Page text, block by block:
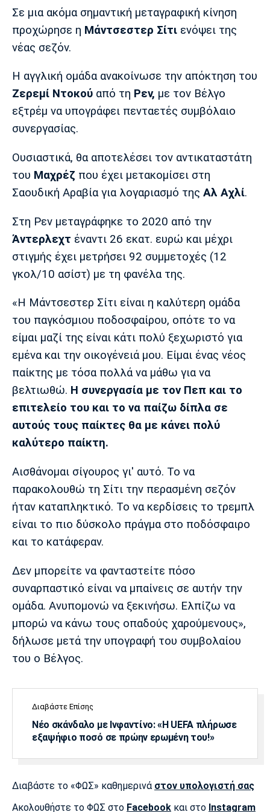
Πολιτισμός
Τραγούδια
Running
Media
Παρασκήνιο
Πρόγραμμα TV
Ιωνικός
Μπαρτσελόνα
Γιουνάιτεντ
Λίβερπουλ
Μάντσεστερ
Γιουβέντους
Ίντερ Μπάγερν
Ντόρτμουντ
Ζερμέν
Μονακό
Ερυθρός
Αστέρας
Τότεναμ
Σε μια ακόμα σημαντική μεταγραφική κίνηση
προχώρησε η Μάντσεστερ Σίτι ενόψει της
νέας σεζόν.
H αγγλική ομάδα ανακοίνωσε την απόκτηση του
Ζερεμί Ντοκού από τη Ρεν, με τον Βέλγο
εξτρέμ να υπογράφει πενταετές συμβόλαιο
συνεργασίας.
Ουσιαστικά, θα αποτελέσει τον αντικαταστάτη
του Μαχρέζ που έχει μετακομίσει στη
Σαουδική Αραβία για λογαριασμό της Αλ Αχλί.
Στη Ρεν μεταγράφηκε το 2020 από την
Άντερλεχτ έναντι 26 εκατ. ευρώ και μέχρι
στιγμής έχει μετρήσει 92 συμμετοχές (12
γκολ/10 ασίστ) με τη φανέλα της.
«Η Μάντσεστερ Σίτι είναι η καλύτερη ομάδα
του παγκόσμιου ποδοσφαίρου, οπότε το να
είμαι μαζί της είναι κάτι πολύ ξεχωριστό για
εμένα και την οικογένειά μου. Είμαι ένας νέος
παίκτης με τόσα πολλά να μάθω για να
βελτιωθώ. Η συνεργασία με τον Πεπ και το
επιτελείο του και το να παίζω δίπλα σε
αυτούς τους παίκτες θα με κάνει πολύ
καλύτερο παίκτη.
Αισθάνομαι σίγουρος γι' αυτό. Το να
παρακολουθώ τη Σίτι την περασμένη σεζόν
ήταν καταπληκτικό. Το να κερδίσεις το τρεμπλ
είναι το πιο δύσκολο πράγμα στο ποδόσφαιρο
και το κατάφεραν.
Δεν μπορείτε να φανταστείτε πόσο
συναρπαστικό είναι να μπαίνεις σε αυτήν την
ομάδα. Ανυπομονώ να ξεκινήσω. Ελπίζω να
μπορώ να κάνω τους οπαδούς χαρούμενους»,
δήλωσε μετά την υπογραφή του συμβολαίου
του ο Βέλγος.
Διαβάστε Επίσης
Νέο σκάνδαλο με Ινφαντίνο: «Η UEFA πλήρωσε
εξαψήφιο ποσό σε πρώην ερωμένη του!»
Διαβάστε το «ΦΩΣ» καθημερινά στον υπολογιστή σας
Ακολουθήστε το ΦΩΣ στο Facebook και στο Instagram